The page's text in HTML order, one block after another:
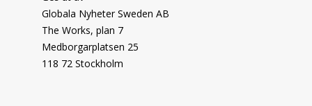
Globala Nyheter Sweden AB
The Works, plan 7
Medborgarplatsen 25
118 72 Stockholm